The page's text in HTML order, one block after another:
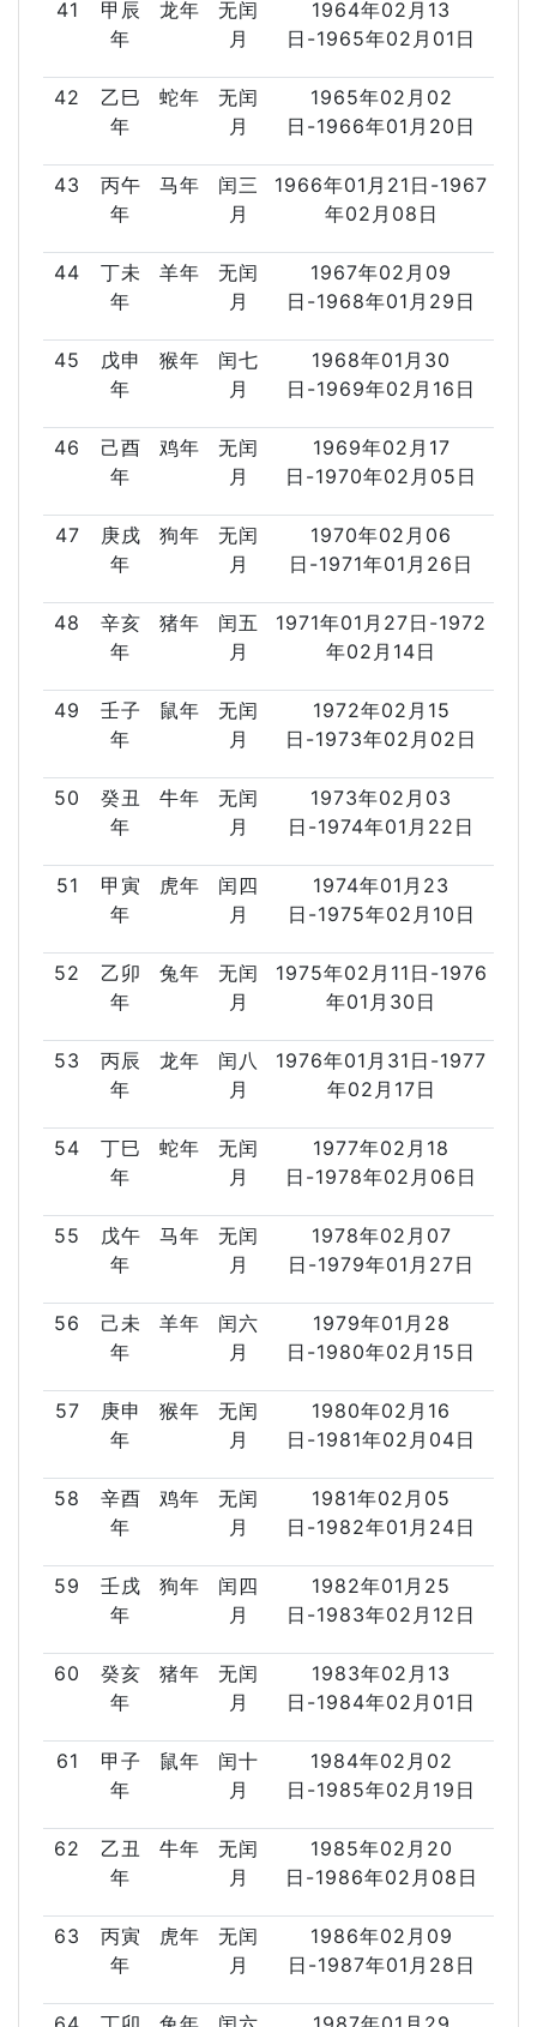
41
甲辰
年
龙年
无闰
月
1964年02月13
日-1965年02月01日
42
乙巳
年
蛇年
无闰
月
1965年02月02
日-1966年01月20日
43
丙午
年
马年
闰三
月
1966年01月21日-1967
年02月08日
44
丁未
年
羊年
无闰
月
1967年02月09
日-1968年01月29日
45
戊申
年
猴年
闰七
月
1968年01月30
日-1969年02月16日
46
己酉
年
鸡年
无闰
月
1969年02月17
日-1970年02月05日
47
庚戌
年
狗年
无闰
月
1970年02月06
日-1971年01月26日
48
辛亥
年
猪年
闰五
月
1971年01月27日-1972
年02月14日
49
壬子
年
鼠年
无闰
月
1972年02月15
日-1973年02月02日
50
癸丑
年
牛年
无闰
月
1973年02月03
日-1974年01月22日
51
甲寅
年
虎年
闰四
月
1974年01月23
日-1975年02月10日
52
乙卯
年
兔年
无闰
月
1975年02月11日-1976
年01月30日
53
丙辰
年
龙年
闰八
月
1976年01月31日-1977
年02月17日
54
丁巳
年
蛇年
无闰
月
1977年02月18
日-1978年02月06日
55
戊午
年
马年
无闰
月
1978年02月07
日-1979年01月27日
56
己未
年
羊年
闰六
月
1979年01月28
日-1980年02月15日
57
庚申
年
猴年
无闰
月
1980年02月16
日-1981年02月04日
58
辛酉
年
鸡年
无闰
月
1981年02月05
日-1982年01月24日
59
壬戌
年
狗年
闰四
月
1982年01月25
日-1983年02月12日
60
癸亥
年
猪年
无闰
月
1983年02月13
日-1984年02月01日
61
甲子
年
鼠年
闰十
月
1984年02月02
日-1985年02月19日
62
乙丑
年
牛年
无闰
月
1985年02月20
日-1986年02月08日
63
丙寅
年
虎年
无闰
月
1986年02月09
日-1987年01月28日